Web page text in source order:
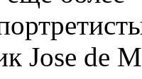
Jose de